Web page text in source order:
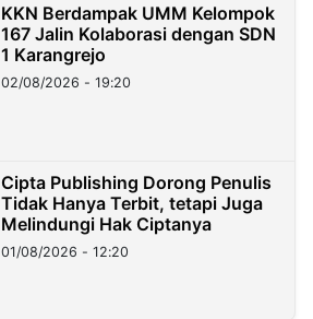
KKN Berdampak UMM Kelompok
167 Jalin Kolaborasi dengan SDN
1 Karangrejo
02/08/2026 - 19:20
Cipta Publishing Dorong Penulis
Tidak Hanya Terbit, tetapi Juga
Melindungi Hak Ciptanya
01/08/2026 - 12:20